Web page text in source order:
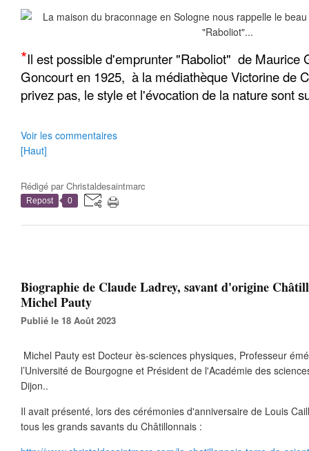
*Il est possible d'emprunter "Raboliot" de Maurice
Goncourt en 1925, à la médiathèque Victorine de
privez pas, le style et l'évocation de la nature sont
Voir les commentaires
[Haut]
Rédigé parChristaldesaintmarc
Repost 0
Biographie de Claude Ladrey, savant d'origine
Michel Pauty
Publié le 18 Août 2023
Michel Pauty est Docteur ès-sciences physiques, Professeur
l’Université de Bourgogne et Président de l'Académie des
Dijon..
Il avait présenté, lors des cérémonies d'anniversaire de Louis
tous les grands savants du Châtillonnais :